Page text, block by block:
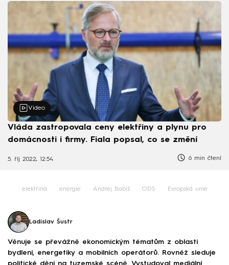
Video
Vláda zastropovala ceny elektřiny a plynu pro
domácnosti i firmy. Fiala popsal, co se změní
5. říj 2022, 12:54 6 min čtení
elektřina energie Andrej Babiš ODS Evropská unie
Ladislav Šustr
Věnuje se převážně ekonomickým tématům z oblasti
bydlení, energetiky a mobilních operátorů. Rovněž sleduje
politické dění na tuzemské scéně. Vystudoval mediální